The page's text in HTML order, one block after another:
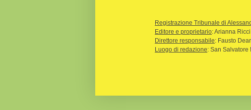
Registrazione Tribunale di
Editore e proprietario: Arianna
Direttore responsabile: Fausto
Luogo di redazione: San Salvatore